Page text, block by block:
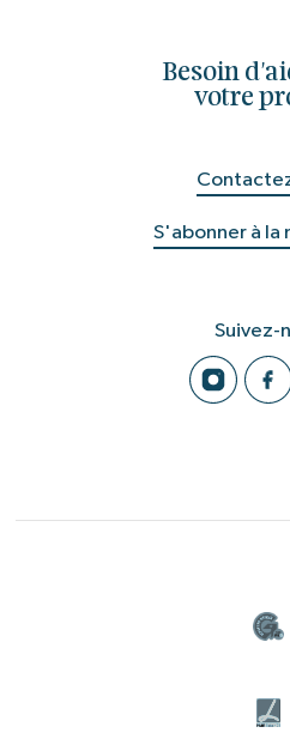
Besoin
votre
S'abonner à la
Suivez-